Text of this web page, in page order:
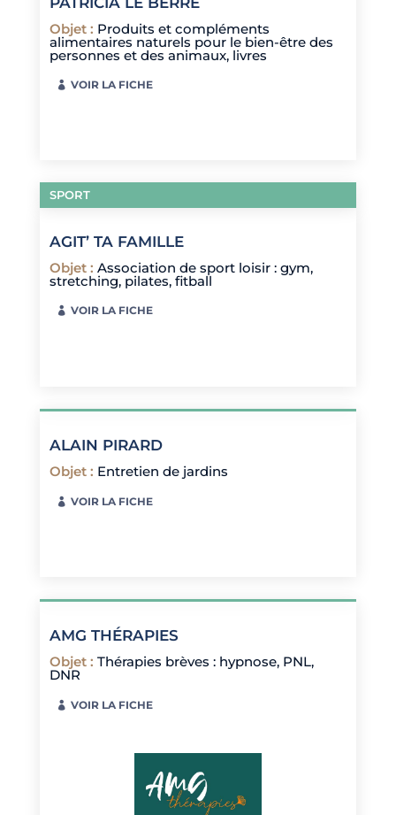
Objet : Produits et compléments
alimentaires naturels pour le bien-être des
personnes et des animaux, livres
VOIR LA FICHE
SPORT
AGIT’ TA FAMILLE
Objet : Association de sport loisir : gym,
stretching, pilates, fitball
VOIR LA FICHE
ALAIN PIRARD
Objet : Entretien de jardins
VOIR LA FICHE
AMG THÉRAPIES
Objet : Thérapies brèves : hypnose, PNL,
DNR
VOIR LA FICHE